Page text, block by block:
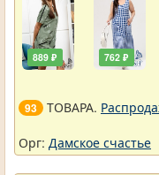
889 ₽ 762 ₽
93 ТОВАРА.
Орг: Дамское счастье